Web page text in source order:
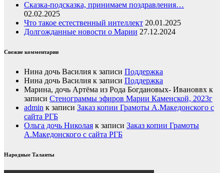
Сказка-подсказка, принимаем поздравления…
02.02.2025
Что такое естественный интеллект 20.01.2025
Долгожданные новости о Марии 27.12.2024
Свежие комментарии
Нина дочь Василия к записи Поддержка
Нина дочь Василия к записи Поддержка
Марина, дочь Артёма из Рода Богдановых- Ивановвх к
записи Стенограммы эфиров Марии Каменской, 2023г
admin к записи Заказ копии Грамоты А.Македонского с
сайта РГБ
Ольга дочь Николая к записи Заказ копии Грамоты
А.Македонского с сайта РГБ
Народные Таланты